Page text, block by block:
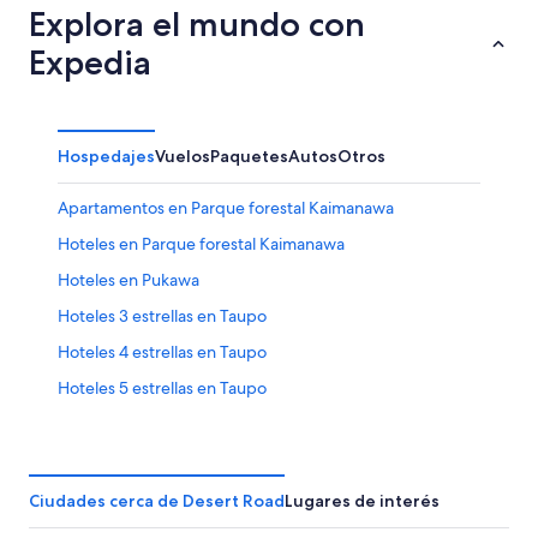
Explora el mundo con
Expedia
HospedajesVuelosPaquetesAutosOtros
Apartamentos en Parque forestal Kaimanawa
Hoteles en Parque forestal Kaimanawa
Hoteles en Pukawa
Hoteles 3 estrellas en Taupo
Hoteles 4 estrellas en Taupo
Hoteles 5 estrellas en Taupo
Hoteles con spa en Taupo
Hoteles de lujo en Taupo
Ciudades cerca de Desert RoadLugares de interés